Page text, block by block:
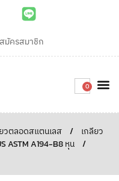
สมัครสมาชิก
0
วตลอดสแตนเลส /
เกลียว
ASTM A194-B8 หุน
/